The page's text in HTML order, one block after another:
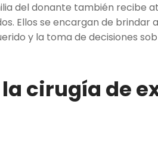
del donante también recibe
Ellos se encargan de brindar
y la toma de decisiones
la cirugía de